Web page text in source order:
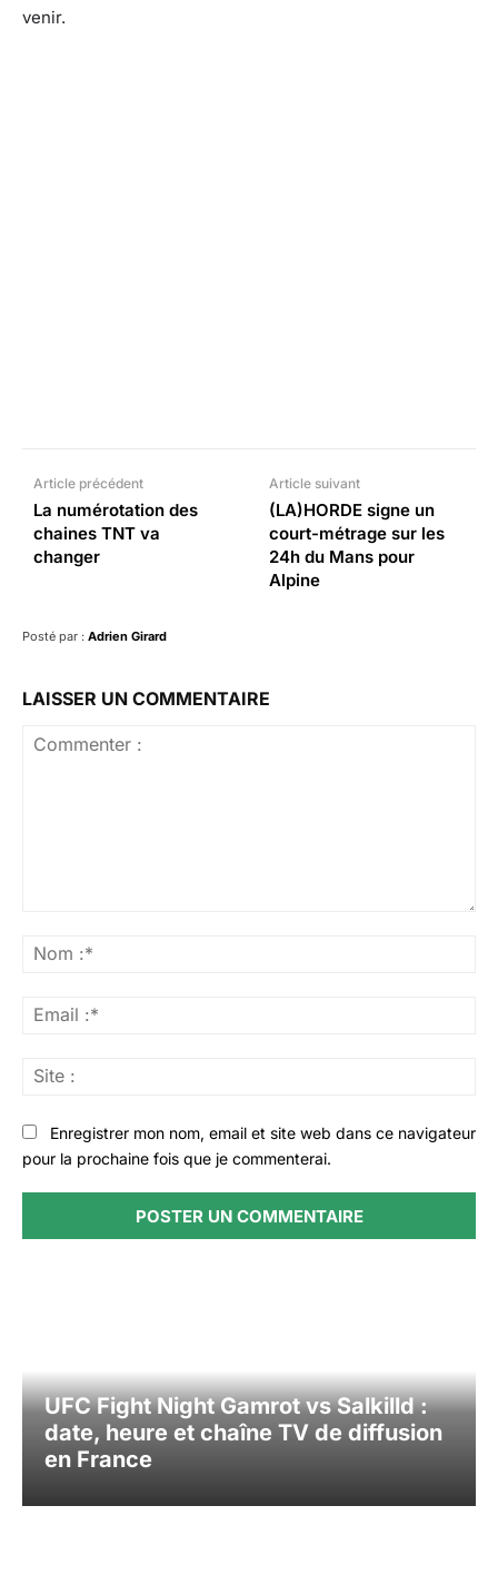
venir.
Article précédent
La numérotation des
chaines TNT va
changer
Article suivant
(LA)HORDE signe un
court-métrage sur les
24h du Mans pour
Alpine
Posté par : Adrien Girard
LAISSER UN COMMENTAIRE
Enregistrer mon nom, email et site web dans ce navigateur
pour la prochaine fois que je commenterai.
UFC Fight Night Gamrot vs Salkilld :
date, heure et chaîne TV de diffusion
en France